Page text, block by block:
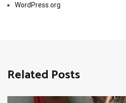
WordPress.org
Related Posts